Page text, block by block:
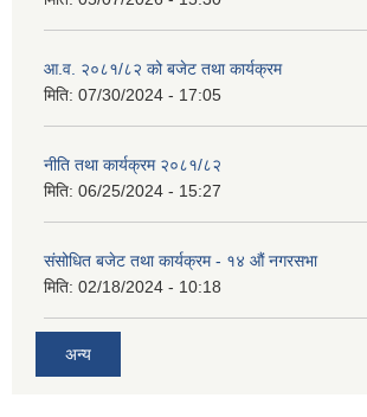
आ.व. २०८१/८२ को बजेट तथा कार्यक्रम
मिति: 07/30/2024 - 17:05
नीति तथा कार्यक्रम २०८१/८२
मिति: 06/25/2024 - 15:27
संसोधित बजेट तथा कार्यक्रम - १४ औं नगरसभा
मिति: 02/18/2024 - 10:18
अन्य